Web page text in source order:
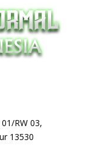
RW 03,
13530